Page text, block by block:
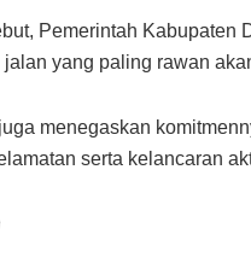
Pemerintah Kabupaten
yang paling rawan
menegaskan
serta kelancaran